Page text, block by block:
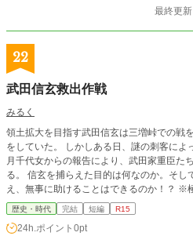
最終更
22
武田信玄救出作戦
みるく
領土拡大を目指す武田信玄は三増峠での戦
をしていた。 しかしある日、謎の刺客によ
月千代女からの報告により、武田家重臣た
る。 信玄を捕らえた目的は何なのか。そして彼らを待ち受ける困難を乗り越
え、無事に助けることはできるのか！？ ※極力史実に沿うように進めています
が、細々としたところは筆者の創作です。
らず。
歴史・時代 完結 短編 R15
24h.ポイント 0pt